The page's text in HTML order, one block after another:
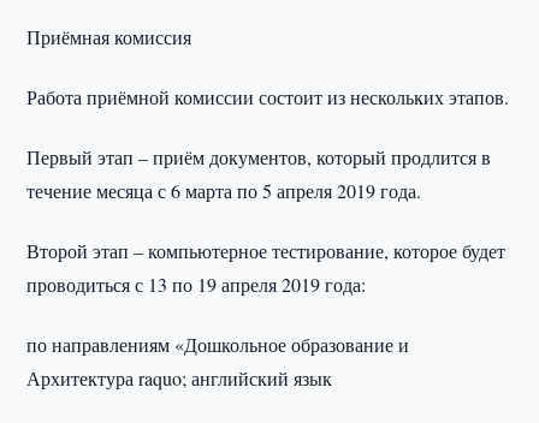
Приёмная комиссия
Работа приёмной комиссии состоит из нескольких этапов.
Первый этап – приём документов, который продлится в
течение месяца с 6 марта по 5 апреля 2019 года.
Второй этап – компьютерное тестирование, которое будет
проводиться с 13 по 19 апреля 2019 года:
по направлениям «Дошкольное образование и
Архитектура raquo; английский язык